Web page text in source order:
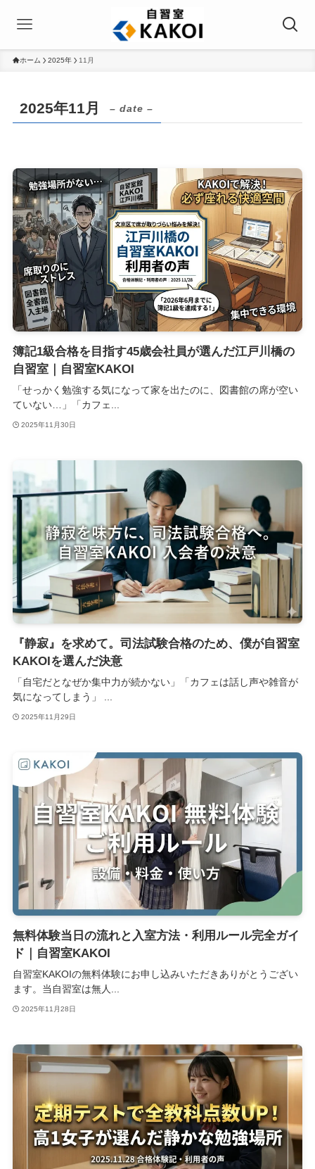
ホーム 2025年 11月
2025年11月 – date –
簿記1級合格を目指す45歳会社員が選んだ江戸川橋の
自習室｜自習室KAKOI
「せっかく勉強する気になって家を出たのに、図書館の席が空い
ていない…」「カフェ...
2025年11月30日
『静寂』を求めて。司法試験合格のため、僕が自習室
KAKOIを選んだ決意
「自宅だとなぜか集中力が続かない」「カフェは話し声や雑音が
気になってしまう」 ...
2025年11月29日
無料体験当日の流れと入室方法・利用ルール完全ガイ
ド｜自習室KAKOI
自習室KAKOIの無料体験にお申し込みいただきありがとうござい
ます。当自習室は無人...
2025年11月28日